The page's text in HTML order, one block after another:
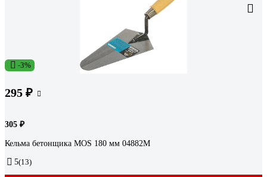
-3%
295 ₽
305 ₽
Кельма бетонщика MOS 180 мм 04882М
5(13)